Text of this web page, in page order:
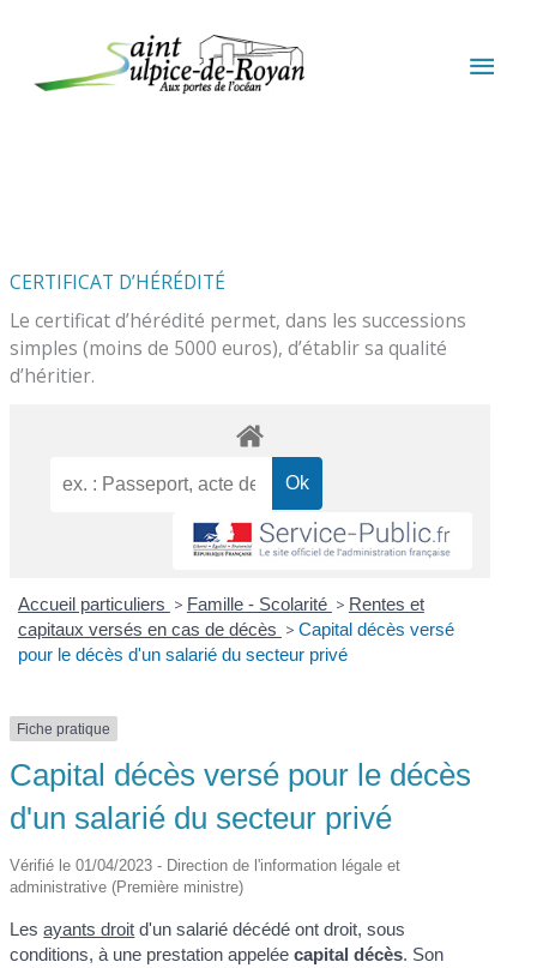
CERTIFICAT D’HÉRÉDITÉ
Le certificat d’hérédité permet, dans les successions
simples (moins de 5000 euros), d’établir sa qualité
d’héritier.
Accueil particuliers > Famille - Scolarité > Rentes et
capitaux versés en cas de décès > Capital décès versé
pour le décès d'un salarié du secteur privé
Fiche pratique
Capital décès versé pour le décès
d'un salarié du secteur privé
Vérifié le 01/04/2023 - Direction de l'information légale et
administrative (Première ministre)
Lesayants droit d'un salarié décédé ont droit, sous
conditions, à une prestation appeléecapital décès. Son